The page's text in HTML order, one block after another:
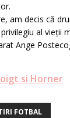
am decis că
al vieții
Ange
si Horner
FOTBAL